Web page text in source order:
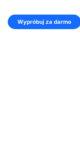
Wypróbuj za darmo